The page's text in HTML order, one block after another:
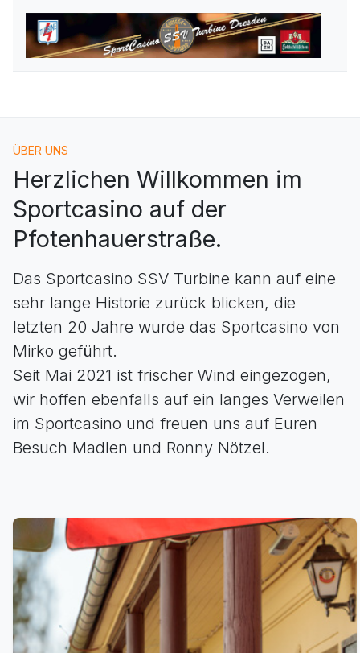
ÜBER UNS
Herzlichen Willkommen im
Sportcasino auf der
Pfotenhauerstraße.
Das Sportcasino SSV Turbine kann auf eine
sehr lange Historie zurück blicken, die
letzten 20 Jahre wurde das Sportcasino von
Mirko geführt.
Seit Mai 2021 ist frischer Wind eingezogen,
wir hoffen ebenfalls auf ein langes Verweilen
im Sportcasino und freuen uns auf Euren
Besuch Madlen und Ronny Nötzel.